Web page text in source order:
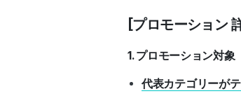
[プロモーション
1. プロモーション対象
代表カテゴリーが